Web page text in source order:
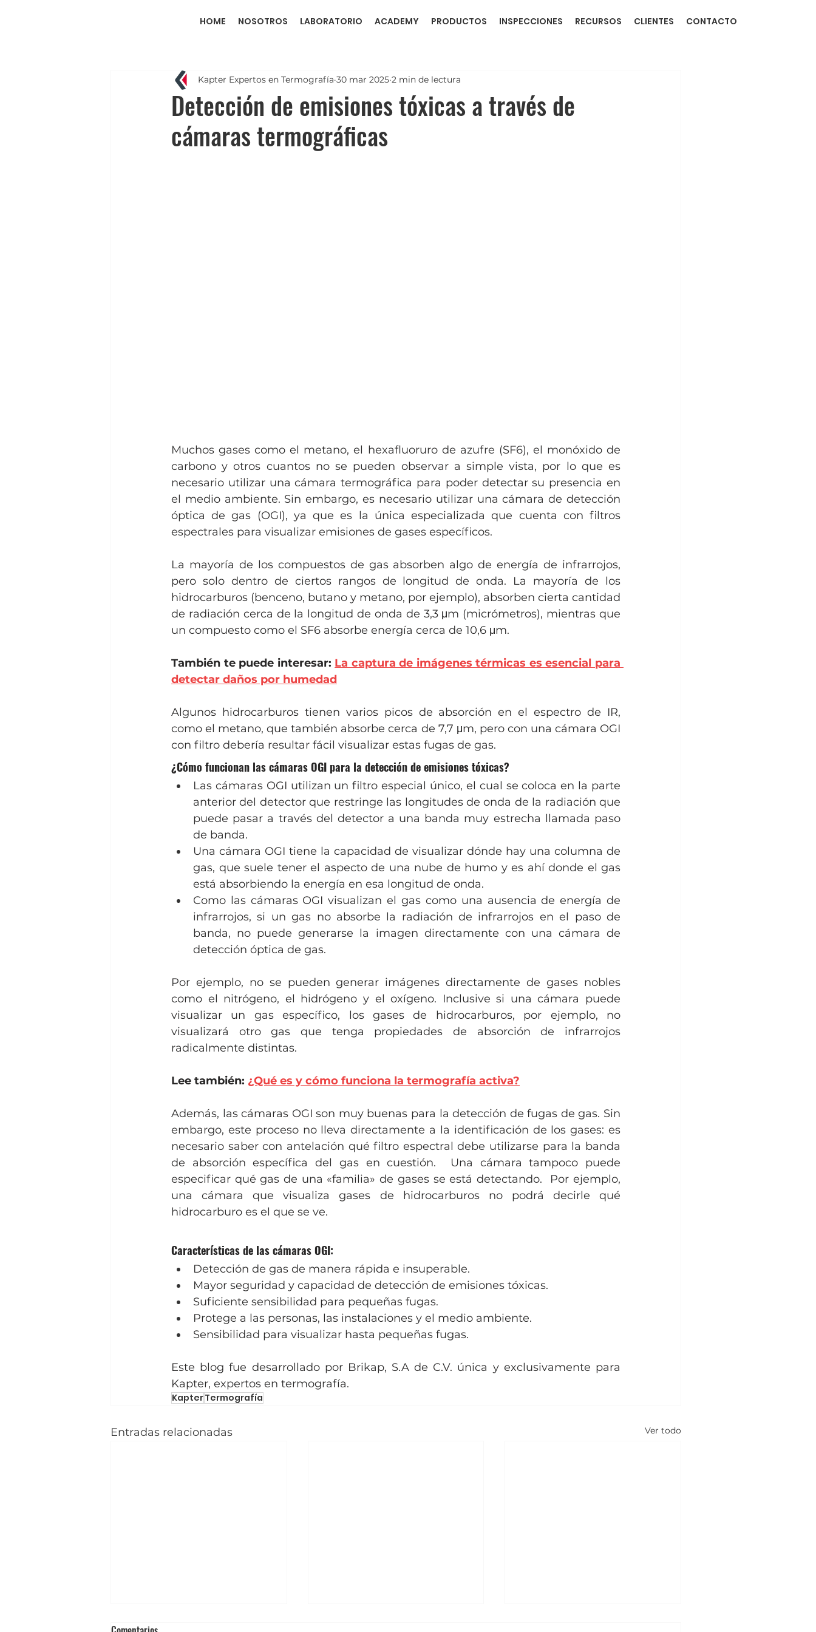
HOME NOSOTROS LABORATORIO ACADEMY PRODUCTOS INSPECCIONES RECURSOS CLIENTES CONTACTO
Detección de emisiones tóxicas a través de
cámaras termográficas
Kapter Expertos en Termografía 30 mar 2025 2 min de lectura
Muchos gases como el metano, el hexafluoruro de azufre (SF6), el monóxido de
carbono y otros cuantos no se pueden observar a simple vista, por lo que es
necesario utilizar una cámara termográfica para poder detectar su presencia en
el medio ambiente. Sin embargo, es necesario utilizar una cámara de detección
óptica de gas (OGI), ya que es la única especializada que cuenta con filtros
espectrales para visualizar emisiones de gases específicos.
La mayoría de los compuestos de gas absorben algo de energía de infrarrojos,
pero solo dentro de ciertos rangos de longitud de onda. La mayoría de los
hidrocarburos (benceno, butano y metano, por ejemplo), absorben cierta cantidad
de radiación cerca de la longitud de onda de 3,3 μm (micrómetros), mientras que
un compuesto como el SF6 absorbe energía cerca de 10,6 μm.
También te puede interesar: La captura de imágenes térmicas es esencial para
detectar daños por humedad
Algunos hidrocarburos tienen varios picos de absorción en el espectro de IR,
como el metano, que también absorbe cerca de 7,7 μm, pero con una cámara OGI
con filtro debería resultar fácil visualizar estas fugas de gas.
¿Cómo funcionan las cámaras OGI para la detección de emisiones tóxicas?
Las cámaras OGI utilizan un filtro especial único, el cual se coloca en la parte
anterior del detector que restringe las longitudes de onda de la radiación que
puede pasar a través del detector a una banda muy estrecha llamada paso
de banda.
Una cámara OGI tiene la capacidad de visualizar dónde hay una columna de
gas, que suele tener el aspecto de una nube de humo y es ahí donde el gas
está absorbiendo la energía en esa longitud de onda.
Como las cámaras OGI visualizan el gas como una ausencia de energía de
infrarrojos, si un gas no absorbe la radiación de infrarrojos en el paso de
banda, no puede generarse la imagen directamente con una cámara de
detección óptica de gas.
Por ejemplo, no se pueden generar imágenes directamente de gases nobles
como el nitrógeno, el hidrógeno y el oxígeno. Inclusive si una cámara puede
visualizar un gas específico, los gases de hidrocarburos, por ejemplo, no
visualizará otro gas que tenga propiedades de absorción de infrarrojos
radicalmente distintas.
Lee también: ¿Qué es y cómo funciona la termografía activa?
Además, las cámaras OGI son muy buenas para la detección de fugas de gas. Sin
embargo, este proceso no lleva directamente a la identificación de los gases: es
necesario saber con antelación qué filtro espectral debe utilizarse para la banda
de absorción específica del gas en cuestión.  Una cámara tampoco puede
especificar qué gas de una «familia» de gases se está detectando.  Por ejemplo,
una cámara que visualiza gases de hidrocarburos no podrá decirle qué
hidrocarburo es el que se ve.
Características de las cámaras OGI:
Detección de gas de manera rápida e insuperable.
Mayor seguridad y capacidad de detección de emisiones tóxicas.
Suficiente sensibilidad para pequeñas fugas.
Protege a las personas, las instalaciones y el medio ambiente.
Sensibilidad para visualizar hasta pequeñas fugas.
Este blog fue desarrollado por Brikap, S.A de C.V. única y exclusivamente para
Kapter, expertos en termografía.
KapterTermografía
Entradas relacionadas Ver todo
Certificación en Termografía: Qué